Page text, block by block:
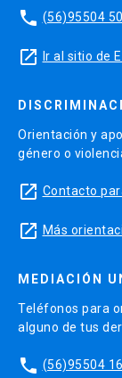
phone (56)95504
launch Ir al sitio de
Orientación y
género o
launch Contacto
launch Más
MEDIACIÓN
Teléfonos para
alguno de tus
phone (56)95504